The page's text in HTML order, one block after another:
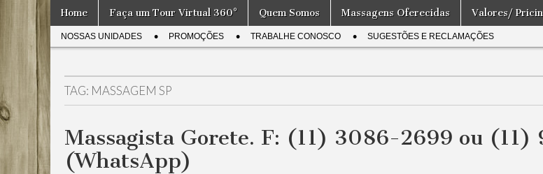
Massagem
São Paulo
24 horas
A Melhor
Equipe de
Massagem
Gorete
Main
menu
Skip
content
Home Faça um Tour Virtual 360° Quem Somos Massagens Oferecidas Valores/
Sub
menu
NOSSAS UNIDADES PROMOÇÕES TRABALHE CONOSCO SUGESTÕES E RECLAMAÇÕES
TAG: MASSAGEM SP
Massagista Gorete. F: (11) 3086-2699 ou (11)
(WhatsApp)